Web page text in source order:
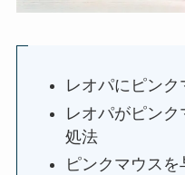
レオパにピンク
レオパがピン
処法
ピンクマウス